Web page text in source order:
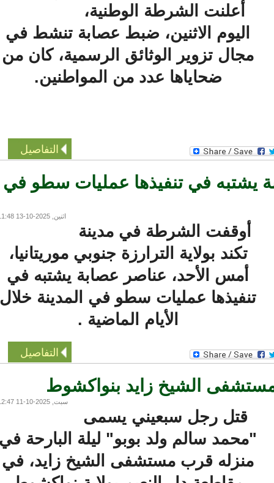
أعلنت الشرطة الوطنية،
اليوم الاثنين، ضبط عصابة تنشط في
مجال تزوير الوثائق الرسمية، كان من
ضحاياها عدد من المواطنين.
التفاصيل
في تنفيذها عمليات سطو في
اثنين, 2025-10-13 11:48
أوقفت الشرطة في مدينة
تكند بولاية الترارزة جنوبي موريتانيا،
أمس الأحد، عناصر عصابة يشتبه في
تنفيذها عمليات سطو في المدينة خلال
الأيام الماضية .
التفاصيل
الشيخ زايد بنواكشوط
سبت, 2025-10-11 12:47
قتل رجل سبعيني يسمى
"محمد سالم ولد بوبو" ليلة البارحة في
منزله قرب مستشفى الشيخ زايد، في